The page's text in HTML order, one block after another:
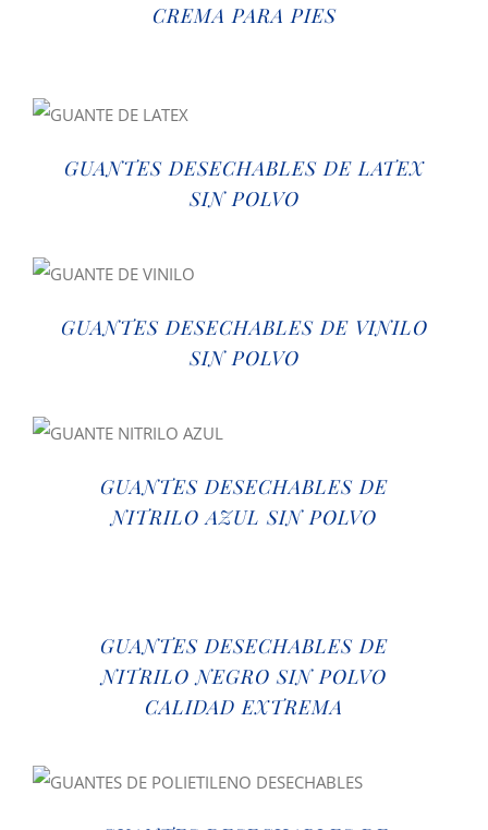
CREMA PARA PIES
GUANTES DESECHABLES DE LATEX
SIN POLVO
GUANTES DESECHABLES DE VINILO
SIN POLVO
GUANTES DESECHABLES DE
NITRILO AZUL SIN POLVO
GUANTES DESECHABLES DE
NITRILO NEGRO SIN POLVO
CALIDAD EXTREMA